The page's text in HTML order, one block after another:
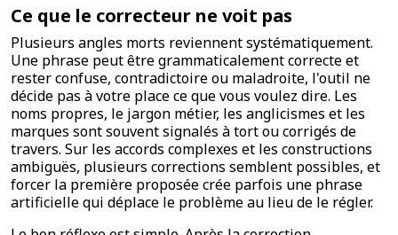
Ce que le correcteur ne voit pas
Plusieurs angles morts reviennent systématiquement.
Une phrase peut être grammaticalement correcte et
rester confuse, contradictoire ou maladroite, l'outil ne
décide pas à votre place ce que vous voulez dire. Les
noms propres, le jargon métier, les anglicismes et les
marques sont souvent signalés à tort ou corrigés de
travers. Sur les accords complexes et les constructions
ambiguës, plusieurs corrections semblent possibles, et
forcer la première proposée crée parfois une phrase
artificielle qui déplace le problème au lieu de le régler.